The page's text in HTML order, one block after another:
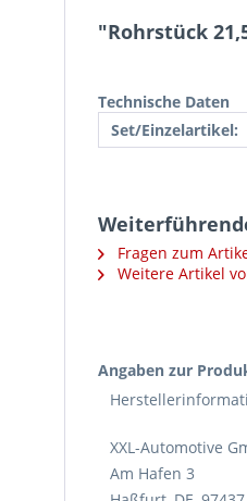
"Rohrstück
Technische Daten
Set/Einzelartikel:
Fragen zum
Weitere Artikel
Angaben zur
XXL-Automotive
Am Hafen 3